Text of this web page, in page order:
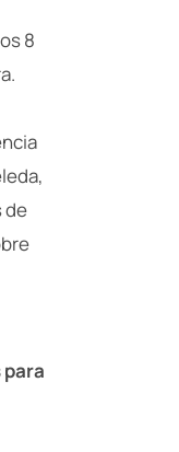
8
de